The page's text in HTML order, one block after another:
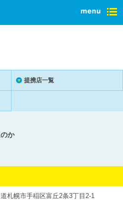
提携店一覧
か
札幌市手稲区富丘2条3丁目2-1